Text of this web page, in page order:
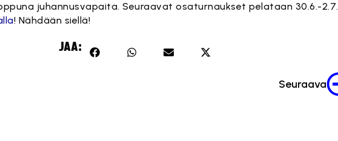
juhannusvapaita. Seuraavat osaturnaukset pelataan 30.6.-2.7.
! Nähdään siellä!
JAA:
Seuraava